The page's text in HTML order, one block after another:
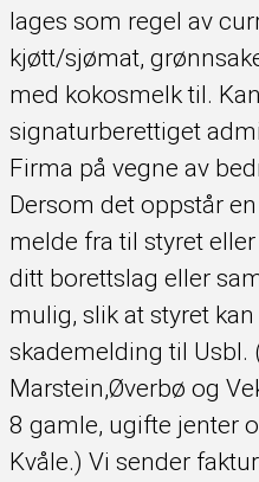
lages som regel av
kjøtt/sjømat,
med kokosmelk til.
signaturberettiget
Firma på vegne av
Dersom det oppstår
melde fra til styret
ditt borettslag eller
mulig, slik at styret
skademelding til Usbl.
Marstein,Øverbø og
8 gamle, ugifte jenter
Kvåle.) Vi sender